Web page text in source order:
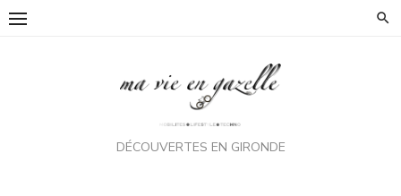
Skip
DÉCOUVERTES EN GIRONDE